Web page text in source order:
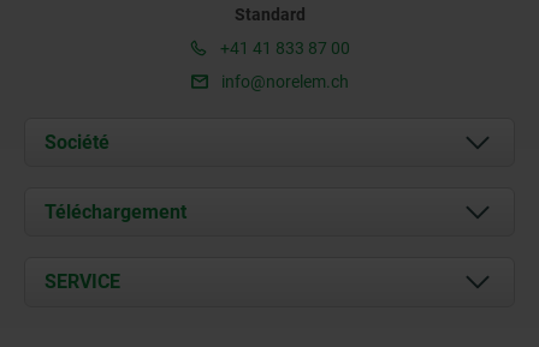
Standard
+41 41 833 87 00
info@norelem.ch
Société
À propos de nous
Contact
Téléchargement
Documents
SERVICE